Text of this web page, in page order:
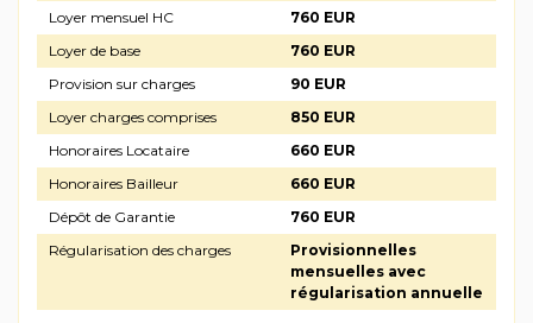
Loyer mensuel HC
760 EUR
Loyer de base
760 EUR
Provision sur charges
90 EUR
Loyer charges comprises
850 EUR
Honoraires Locataire
660 EUR
Honoraires Bailleur
660 EUR
Dépôt de Garantie
760 EUR
Régularisation des charges
Provisionnelles
mensuelles avec
régularisation annuelle